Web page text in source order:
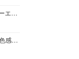
キャンメイク26年秋新作｜エアリーエクステンションライナー＆カールスナイパーマスカラ新色をレビュー
デイジードール2026年秋新作｜血色感が可愛い♡『パウダー ブラッシュ ブルーム』新3色をレビュー